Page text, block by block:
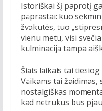
Istoriškai šį paprotį
paprastai: kuo
žvakutės, tuo
vienu metu, visi
kulminacija tampa
Šiais laikais tai
Vaikams tai žaidimas,
nostalgiškas
kad netrukus bus